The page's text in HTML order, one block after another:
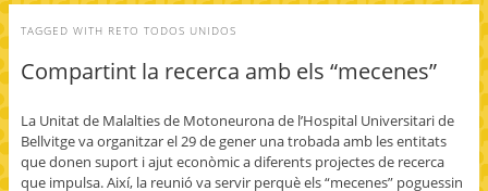
TAGGED WITH RETO TODOS UNIDOS
Compartint la recerca amb els “mecenes”
La Unitat de Malalties de Motoneurona de l’Hospital Universitari de
Bellvitge va organitzar el 29 de gener una trobada amb les entitats
que donen suport i ajut econòmic a diferents projectes de recerca
que impulsa. Així, la reunió va servir perquè els “mecenes” poguessin